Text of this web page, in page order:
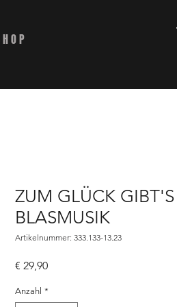
ZUM GLÜCK GIBT'S
BLASMUSIK
Artikelnummer: 333.133-13.23
€ 29,90Preis
Anzahl *